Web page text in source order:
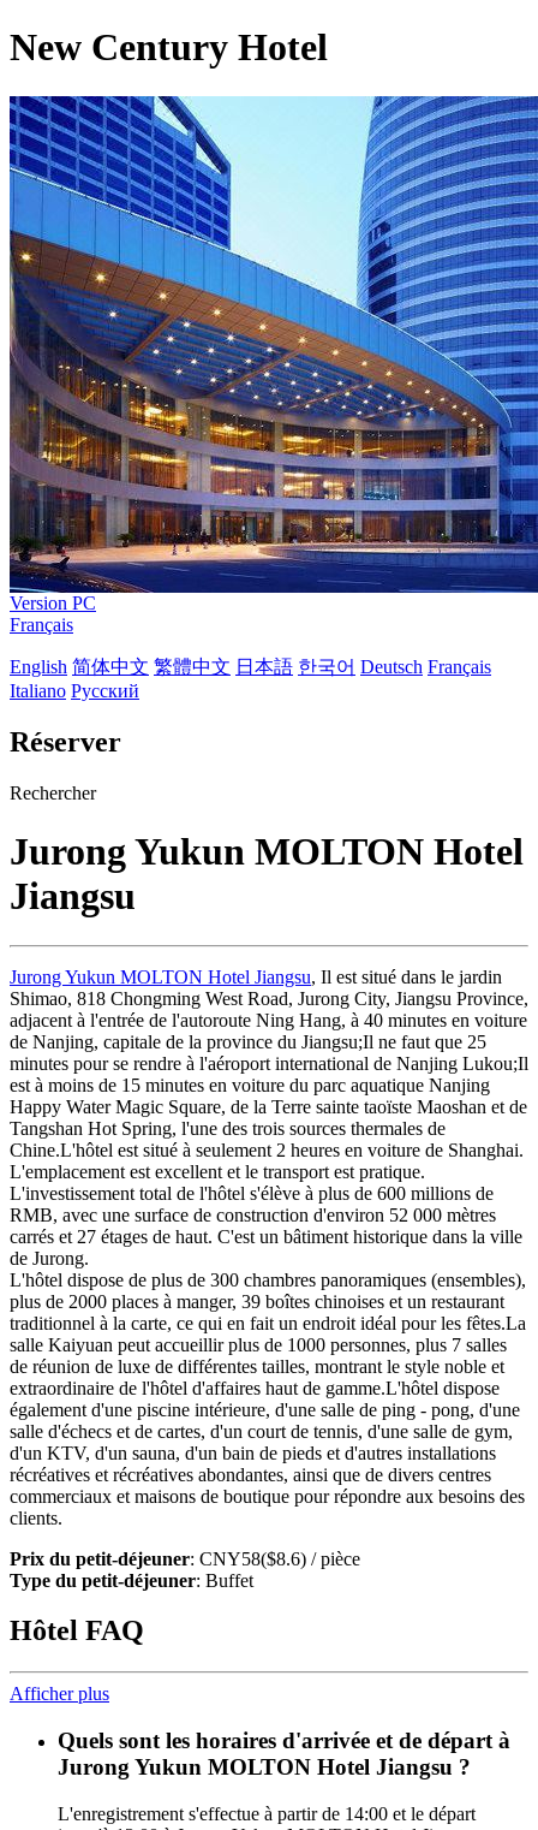
New Century Hotel
Version PC
Français
English 简体中文 繁體中文 日本語 한국어 Deutsch Français
Italiano Русский
Réserver
Rechercher
Jurong Yukun MOLTON Hotel
Jiangsu
Jurong Yukun MOLTON Hotel Jiangsu, Il est situé dans le jardin
Shimao, 818 Chongming West Road, Jurong City, Jiangsu Province,
adjacent à l'entrée de l'autoroute Ning Hang, à 40 minutes en voiture
de Nanjing, capitale de la province du Jiangsu;Il ne faut que 25
minutes pour se rendre à l'aéroport international de Nanjing Lukou;Il
est à moins de 15 minutes en voiture du parc aquatique Nanjing
Happy Water Magic Square, de la Terre sainte taoïste Maoshan et de
Tangshan Hot Spring, l'une des trois sources thermales de
Chine.L'hôtel est situé à seulement 2 heures en voiture de Shanghai.
L'emplacement est excellent et le transport est pratique.
L'investissement total de l'hôtel s'élève à plus de 600 millions de
RMB, avec une surface de construction d'environ 52 000 mètres
carrés et 27 étages de haut. C'est un bâtiment historique dans la ville
de Jurong.
L'hôtel dispose de plus de 300 chambres panoramiques (ensembles),
plus de 2000 places à manger, 39 boîtes chinoises et un restaurant
traditionnel à la carte, ce qui en fait un endroit idéal pour les fêtes.La
salle Kaiyuan peut accueillir plus de 1000 personnes, plus 7 salles
de réunion de luxe de différentes tailles, montrant le style noble et
extraordinaire de l'hôtel d'affaires haut de gamme.L'hôtel dispose
également d'une piscine intérieure, d'une salle de ping - pong, d'une
salle d'échecs et de cartes, d'un court de tennis, d'une salle de gym,
d'un KTV, d'un sauna, d'un bain de pieds et d'autres installations
récréatives et récréatives abondantes, ainsi que de divers centres
commerciaux et maisons de boutique pour répondre aux besoins des
clients.
Prix du petit-déjeuner: CNY58($8.6) / pièce
Type du petit-déjeuner: Buffet
Hôtel FAQ
Afficher plus
Quels sont les horaires d'arrivée et de départ à
Jurong Yukun MOLTON Hotel Jiangsu ?
L'enregistrement s'effectue à partir de 14:00 et le départ